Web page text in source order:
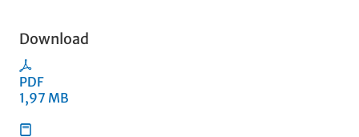
Download
PDF
1,97 MB